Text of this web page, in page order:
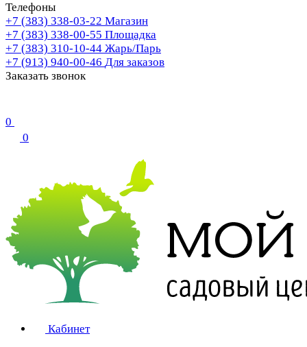
Телефоны
+7 (383) 338-03-22 Магазин
+7 (383) 338-00-55 Площадка
+7 (383) 310-10-44 Жарь/Парь
+7 (913) 940-00-46 Для заказов
Заказать звонок
0
0
Кабинет